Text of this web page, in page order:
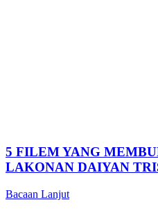
5 FILEM YANG
LAKONAN DAIYAN
Bacaan Lanjut